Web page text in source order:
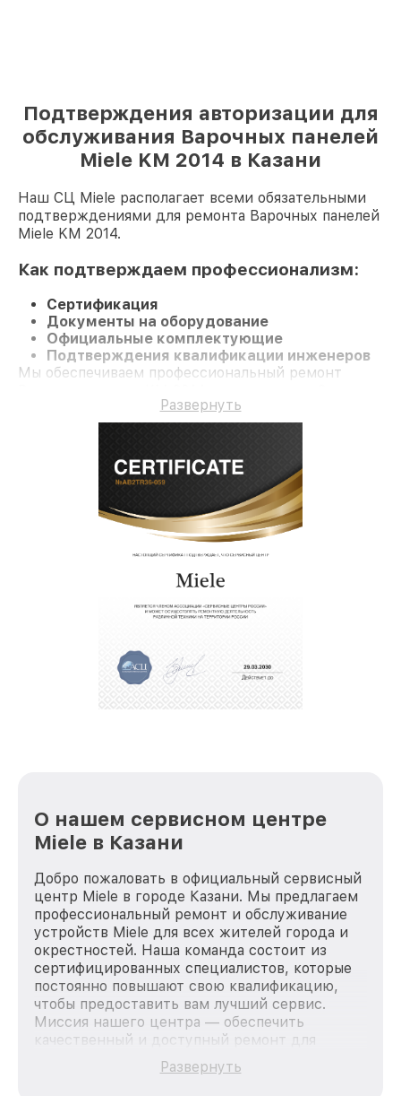
Подтверждения авторизации для
обслуживания Варочных панелей
Miele KM 2014 в Казани
Наш СЦ Miele располагает всеми обязательными
подтверждениями для ремонта Варочных панелей
Miele KM 2014.
Как подтверждаем профессионализм:
Сертификация
Документы на оборудование
Официальные комплектующие
Подтверждения квалификации инженеров
Мы обеспечиваем профессиональный ремонт
Развернуть
О нашем сервисном центре
Miele в Казани
Добро пожаловать в официальный сервисный
центр Miele в городе Казани. Мы предлагаем
профессиональный ремонт и обслуживание
устройств Miele для всех жителей города и
окрестностей. Наша команда состоит из
сертифицированных специалистов, которые
постоянно повышают свою квалификацию,
чтобы предоставить вам лучший сервис.
Миссия нашего центра — обеспечить
качественный и доступный ремонт для
каждого пользователя продукции Miele, вне
зависимости от сложности поломки. Мы
Развернуть